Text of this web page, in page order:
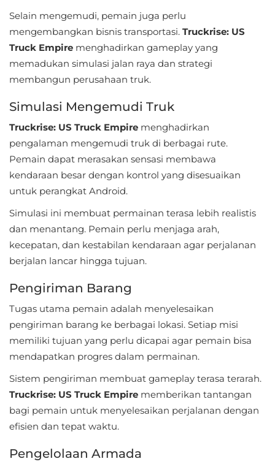
Auto
&
Vehicles
Beauty
Books
&
Reference
Buku
&
Referensi
Comics
Communication
Dating
Education
Emulator
Entertainment
Finance
Selain mengemudi, pemain juga perlu
mengembangkan bisnis transportasi. Truckrise: US
Truck Empire menghadirkan gameplay yang
memadukan simulasi jalan raya dan strategi
membangun perusahaan truk.
Simulasi Mengemudi Truk
Truckrise: US Truck Empire menghadirkan
pengalaman mengemudi truk di berbagai rute.
Pemain dapat merasakan sensasi membawa
kendaraan besar dengan kontrol yang disesuaikan
untuk perangkat Android.
Simulasi ini membuat permainan terasa lebih realistis
dan menantang. Pemain perlu menjaga arah,
kecepatan, dan kestabilan kendaraan agar perjalanan
berjalan lancar hingga tujuan.
Pengiriman Barang
Tugas utama pemain adalah menyelesaikan
pengiriman barang ke berbagai lokasi. Setiap misi
memiliki tujuan yang perlu dicapai agar pemain bisa
mendapatkan progres dalam permainan.
Sistem pengiriman membuat gameplay terasa terarah.
Truckrise: US Truck Empire memberikan tantangan
bagi pemain untuk menyelesaikan perjalanan dengan
efisien dan tepat waktu.
Pengelolaan Armada